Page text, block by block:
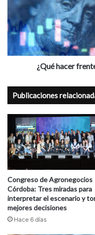
volatilidad
de
Trump?
¿Qué hacer
Publicaciones
Congreso de Agronegocios
Córdoba: Tres miradas para
interpretar el escenario y
mejores decisiones
Hace 6 días